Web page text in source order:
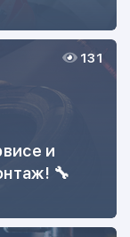
и
🔧
131